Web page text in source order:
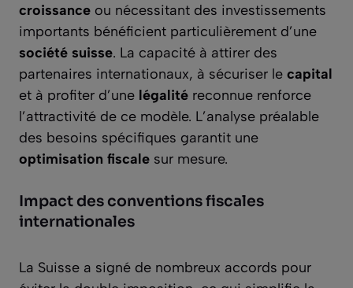
croissance ou nécessitant des investissements
importants bénéficient particulièrement d’une
société suisse. La capacité à attirer des
partenaires internationaux, à sécuriser le capital
et à profiter d’une légalité reconnue renforce
l’attractivité de ce modèle. L’analyse préalable
des besoins spécifiques garantit une
optimisation fiscale sur mesure.
Impact des conventions fiscales
internationales
La Suisse a signé de nombreux accords pour